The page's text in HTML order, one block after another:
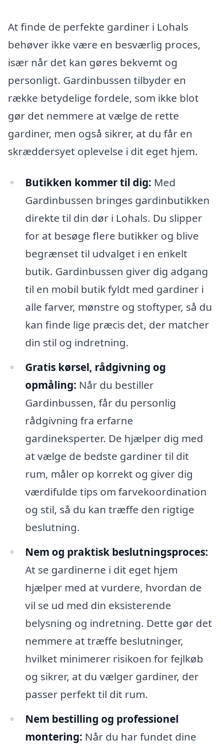
At finde de perfekte gardiner i Lohals
behøver ikke være en besværlig proces,
især når det kan gøres bekvemt og
personligt. Gardinbussen tilbyder en
række betydelige fordele, som ikke blot
gør det nemmere at vælge de rette
gardiner, men også sikrer, at du får en
skræddersyet oplevelse i dit eget hjem.
Butikken kommer til dig: Med
Gardinbussen bringes gardinbutikken
direkte til din dør i Lohals. Du slipper
for at besøge flere butikker og blive
begrænset til udvalget i en enkelt
butik. Gardinbussen giver dig adgang
til en mobil butik fyldt med gardiner i
alle farver, mønstre og stoftyper, så du
kan finde lige præcis det, der matcher
din stil og indretning.
Gratis kørsel, rådgivning og
opmåling: Når du bestiller
Gardinbussen, får du personlig
rådgivning fra erfarne
gardineksperter. De hjælper dig med
at vælge de bedste gardiner til dit
rum, måler op korrekt og giver dig
værdifulde tips om farvekoordination
og stil, så du kan træffe den rigtige
beslutning.
Nem og praktisk beslutningsproces:
At se gardinerne i dit eget hjem
hjælper med at vurdere, hvordan de
vil se ud med din eksisterende
belysning og indretning. Dette gør det
nemmere at træffe beslutninger,
hvilket minimerer risikoen for fejlkøb
og sikrer, at du vælger gardiner, der
passer perfekt til dit rum.
Nem bestilling og professionel
montering: Når du har fundet dine